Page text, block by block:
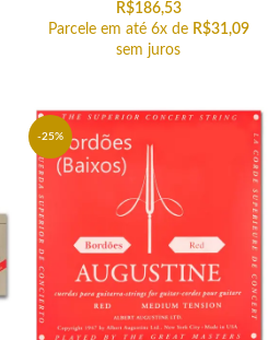
R$186,53
Parcele em até 6x de R$31,09
sem juros
-25%